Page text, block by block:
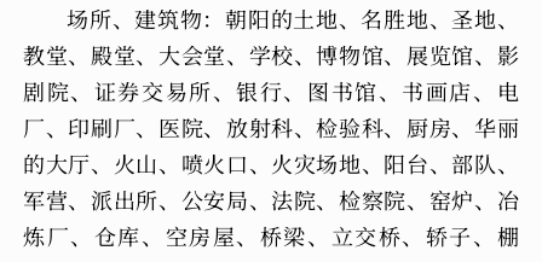
场所、建筑物：朝阳的土地、名胜地、圣地、
教堂、殿堂、大会堂、学校、博物馆、展览馆、影
剧院、证券交易所、银行、图书馆、书画店、电
厂、印刷厂、医院、放射科、检验科、厨房、华丽
的大厅、火山、喷火口、火灾场地、阳台、部队、
军营、派出所、公安局、法院、检察院、窑炉、冶
炼厂、仓库、空房屋、桥梁、立交桥、轿子、棚